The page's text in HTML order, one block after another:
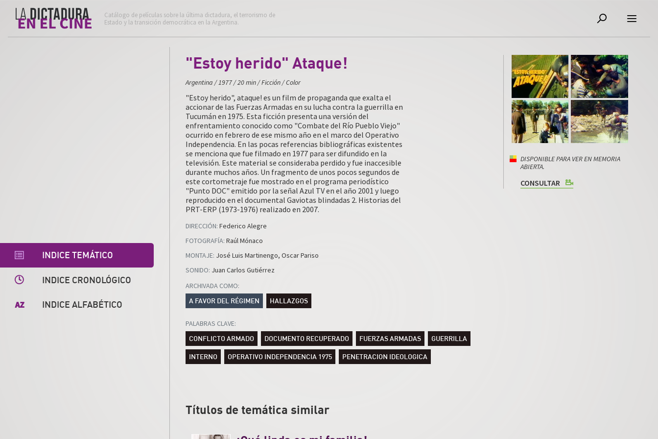
Catálogo de películas sobre la última dictadura, el terrorismo de
Estado y la transición democrática en la Argentina.
INDICE TEMÁTICO
INDICE CRONOLÓGICO
INDICE ALFABÉTICO
"Estoy herido" Ataque!
Argentina /1977/20 min/Ficción/Color
"Estoy herido", ataque! es un film de propaganda que exalta el
accionar de las Fuerzas Armadas en su lucha contra la guerrilla en
Tucumán en 1975. Esta ficción presenta una versión del
enfrentamiento conocido como "Combate del Río Pueblo Viejo"
ocurrido en febrero de ese mismo año en el marco del Operativo
Independencia. En las pocas referencias bibliográficas existentes
se menciona que fue filmado en 1977 para ser difundido en la
televisión. Este material se consideraba perdido y fue inaccesible
durante muchos años. Un fragmento de unos pocos segundos de
este cortometraje fue mostrado en el programa periodístico
"Punto DOC" emitido por la señal Azul TV en el año 2001 y luego
reproducido en el documental Gaviotas blindadas 2. Historias del
PRT-ERP (1973-1976) realizado en 2007.
DIRECCIÓN: Federico Alegre
FOTOGRAFÍA: Raúl Mónaco
MONTAJE: José Luis Martinengo, Oscar Pariso
SONIDO: Juan Carlos Gutiérrez
ARCHIVADA COMO:
A FAVOR DEL RÉGIMEN HALLAZGOS
PALABRAS CLAVE:
CONFLICTO ARMADO DOCUMENTO RECUPERADO FUERZAS ARMADAS GUERRILLA
INTERNO OPERATIVO INDEPENDENCIA 1975 PENETRACION IDEOLOGICA
Títulos de temática similar
DISPONIBLE PARA VER EN MEMORIA
ABIERTA.
CONSULTAR